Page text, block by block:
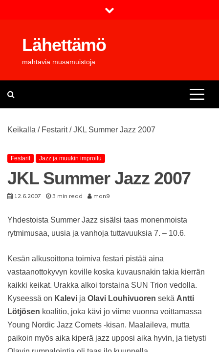
Lähettämö
mahtavia musamuistoja
Keikalla / Festarit/JKL Summer Jazz 2007
Festarit Jazz ja muukin improilu
JKL Summer Jazz 2007
12.6.2007 3 min read man9
Yhdestoista Summer Jazz sisälsi taas monenmoista
rytmimusaa, uusia ja vanhoja tuttavuuksia 7. – 10.6.
Kesän alkusoittona toimiva festari pistää aina
vastaanottokyvyn koville koska kuvausnakin takia kierrän
kaikki keikat. Urakka alkoi torstaina SUN Trion vedolla.
Kyseessä on Kalevi ja Olavi Louhivuoren sekä Antti
Lötjösen koalitio, joka kävi jo viime vuonna voittamassa
Young Nordic Jazz Comets -kisan. Maalaileva, mutta
paikoin myös aika kiperä jazz upposi aika hyvin, ja tietysti